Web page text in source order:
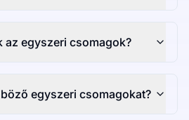
az egyszeri csomagok?
egyszeri csomagokat?